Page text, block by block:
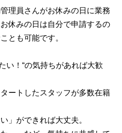
理員さんがお休みの日に業務
休みの日は自分で申請するの
とも可能です。
い！“の気持ちがあれば大歓
ートしたスタッフが多数在籍
」ができれば大丈夫。